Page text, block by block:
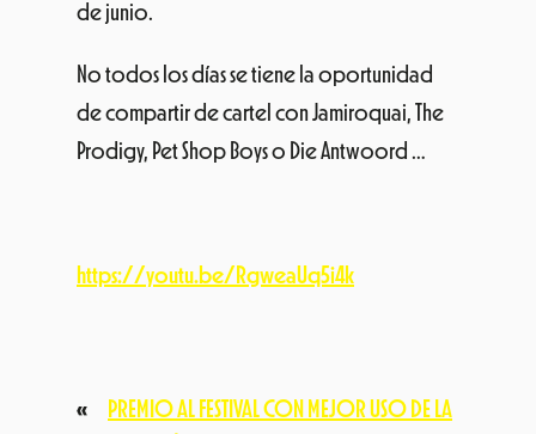
de junio.
No todos los días se tiene la oportunidad
de compartir de cartel con Jamiroquai, The
Prodigy, Pet Shop Boys o Die Antwoord …
https://youtu.be/RgweaUq5i4k
«
PREMIO AL FESTIVAL CON MEJOR USO DE LA